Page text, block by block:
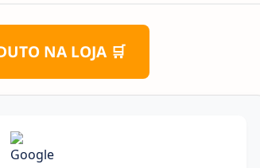
NA LOJA 🛒